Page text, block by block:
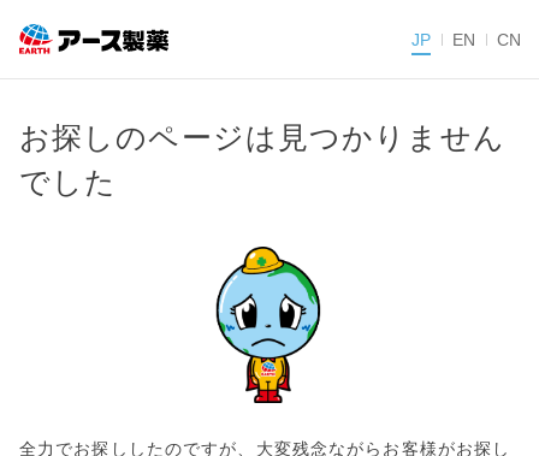
JP EN CN
お探しのページは見つかりません
でした
全力でお探ししたのですが、大変残念ながらお客様がお探し